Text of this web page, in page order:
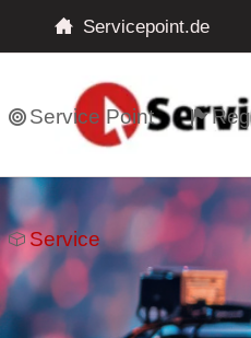
Servicepoint.de
Service Point
Service